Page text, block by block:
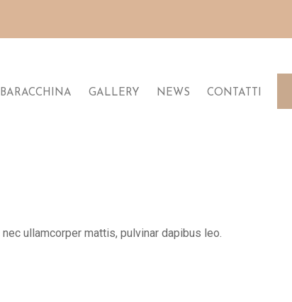
GALLERY NEWS CONTATTI
ullamcorper mattis, pulvinar dapibus leo.